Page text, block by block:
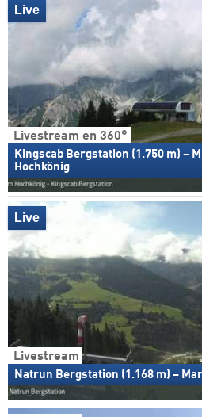
Livestream en 360°
Kingscab Bergstation (1.750 m) –
Hochkönig
Live
Livestream
Natrun Bergstation (1.168 m) –
Live